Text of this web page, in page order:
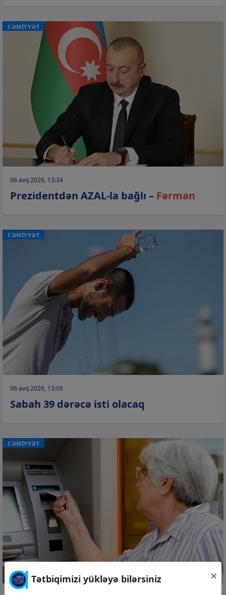
CƏMİYYƏT
06 avq 2026, 13:34
Prezidentdən AZAL-la bağlı – Fərman
CƏMİYYƏT
06 avq 2026, 13:08
Sabah 39 dərəcə isti olacaq
CƏMİYYƏT
Tətbiqimizi yükləyə bilərsiniz ×